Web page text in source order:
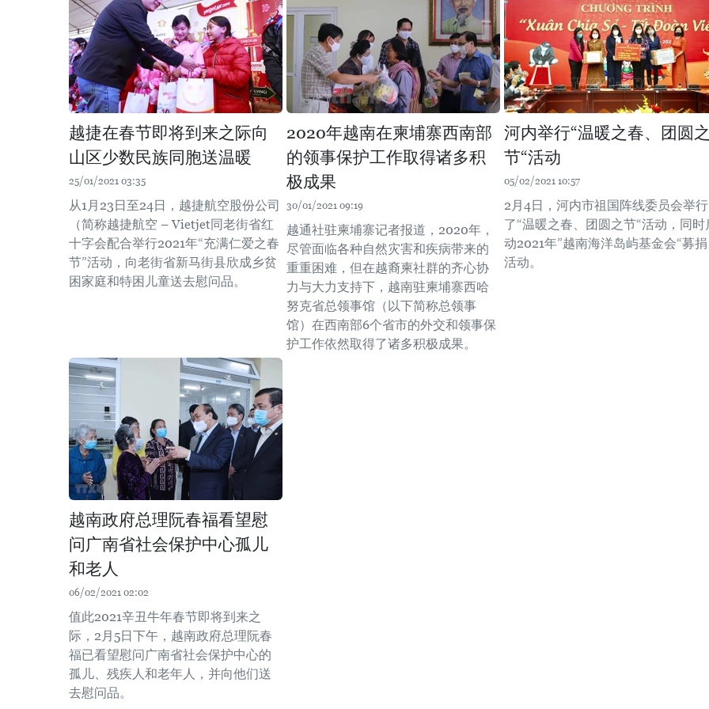
越捷在春节即将到来之际向
山区少数民族同胞送温暖
25/01/2021 03:35
从1月23日至24日，越捷航空股份公司
（简称越捷航空 – Vietjet同老街省红
十字会配合举行2021年“充满仁爱之春
节”活动，向老街省新马街县欣成乡贫
困家庭和特困儿童送去慰问品。
2020年越南在柬埔寨西南部
的领事保护工作取得诸多积
极成果
30/01/2021 09:19
越通社驻柬埔寨记者报道，2020年，
尽管面临各种自然灾害和疾病带来的
重重困难，但在越裔柬社群的齐心协
力与大力支持下，越南驻柬埔寨西哈
努克省总领事馆（以下简称总领事
馆）在西南部6个省市的外交和领事保
护工作依然取得了诸多积极成果。
河内举行“温暖之春、团圆
节“活动
05/02/2021 10:57
2月4日，河内市祖国阵线委员会举行
了“温暖之春、团圆之节“活动，同时
动2021年”越南海洋岛屿基金会“募捐
活动。
越南政府总理阮春福看望慰
问广南省社会保护中心孤儿
和老人
06/02/2021 02:02
值此2021辛丑牛年春节即将到来之
际，2月5日下午，越南政府总理阮春
福已看望慰问广南省社会保护中心的
孤儿、残疾人和老年人，并向他们送
去慰问品。